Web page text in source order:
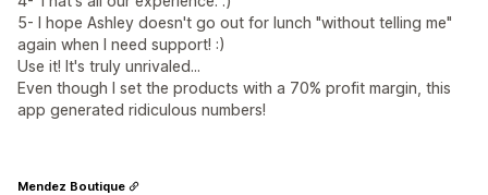
5- I hope Ashley doesn't go out for lunch "without telling me"
again when I need support! :)
Use it! It's truly unrivaled...
Even though I set the products with a 70% profit margin, this
app generated ridiculous numbers!
Mendez Boutique